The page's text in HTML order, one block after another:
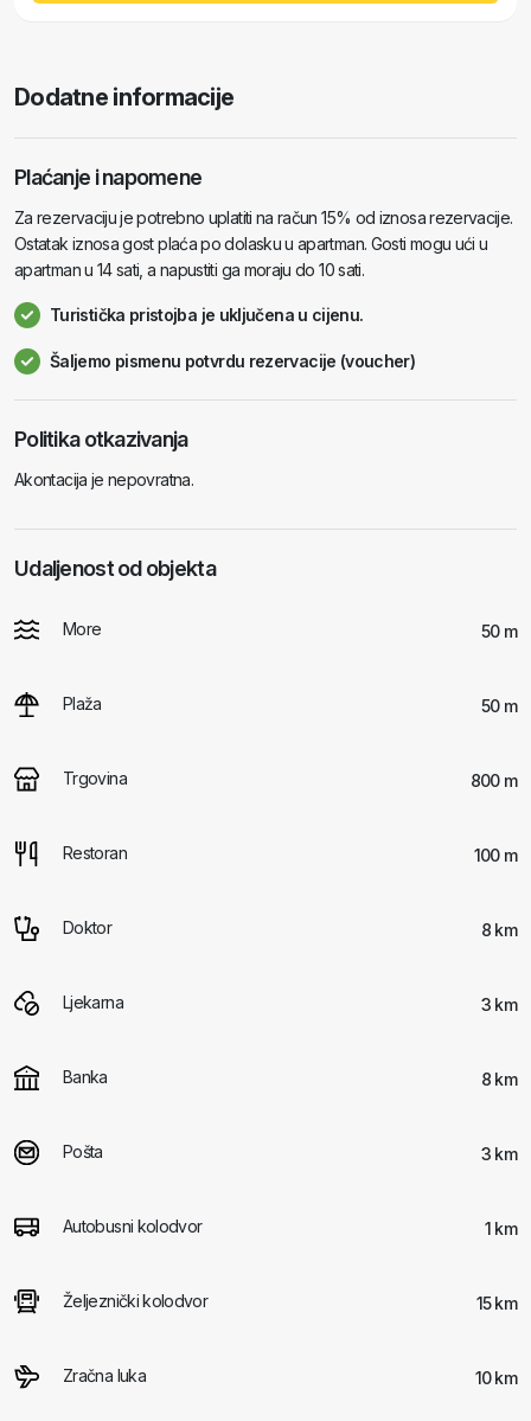
Dodatne informacije
Plaćanje i napomene
Za rezervaciju je potrebno uplatiti na račun 15% od iznosa rezervacije.
Ostatak iznosa gost plaća po dolasku u apartman. Gosti mogu ući u
apartman u 14 sati, a napustiti ga moraju do 10 sati.
Turistička pristojba je uključena u cijenu.
Šaljemo pismenu potvrdu rezervacije (voucher)
Politika otkazivanja
Akontacija je nepovratna.
Udaljenost od objekta
More 50 m
Plaža 50 m
Trgovina 800 m
Restoran 100 m
Doktor 8 km
Ljekarna 3 km
Banka 8 km
Pošta 3 km
Autobusni kolodvor 1 km
Željeznički kolodvor 15 km
Zračna luka 10 km